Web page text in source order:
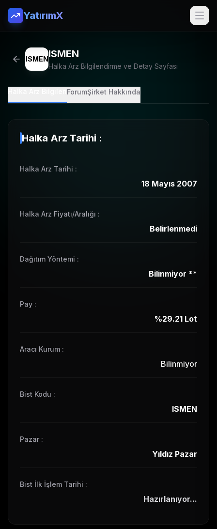
YatırımX
ISMENISMEN
Halka Arz Bilgilendirme ve Detay Sayfası
ForumŞirket Hakkında
Halka Arz Tarihi :
Halka Arz Tarihi :
18 Mayıs 2007
Halka Arz Fiyatı/Aralığı :
Belirlenmedi
Dağıtım Yöntemi :
Bilinmiyor **
Pay :
%29.21 Lot
Aracı Kurum :
Bilinmiyor
Bist Kodu :
ISMEN
Pazar :
Yıldız Pazar
Bist İlk İşlem Tarihi :
Hazırlanıyor...